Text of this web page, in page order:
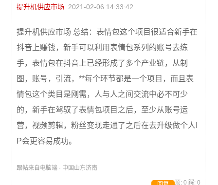
提升机供应市场 2021-02-06 14:33:42
提升机供应市场 总结：表情包这个项目很适合新手在
抖音上赚钱，新手可以利用表情包系列的账号去练
手，表情包在抖音上已经形成了多个产业链，从制
图，账号，引流，**每个环节都是一个项目，而且表
情包这个类目是刚需，人与人之间交流中必不可少
的，新手在驾驭了表情包项目之后，至少从账号运
营，视频剪辑，粉丝变现走通了之后在去升级做个人I
P会更容易成功。
跟帖来自电脑端 · 中国山东济南
顶: 0 踩: 0